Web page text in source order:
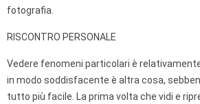
fotografia.
RISCONTRO PERSONALE
Vedere fenomeni particolari è
in modo soddisfacente è altra cosa,
tutto più facile. La prima volta che vidi e